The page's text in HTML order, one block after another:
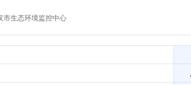
市生态环境监控中心